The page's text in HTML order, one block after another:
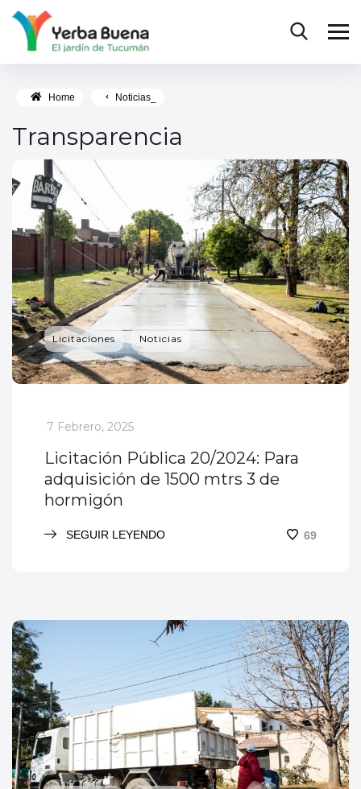
Home Noticias_
Transparencia
Licitaciones Noticias
_
7 Febrero, 2025
Licitación Pública 20/2024: Para
adquisición de 1500 mtrs 3 de
hormigón
SEGUIR LEYENDO 69